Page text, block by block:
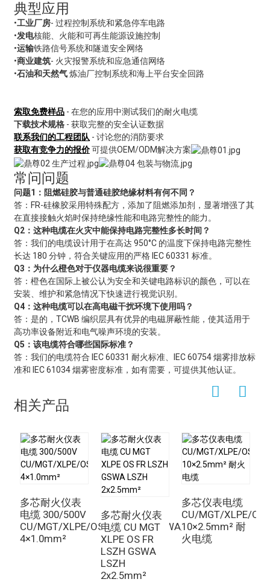
典型应用
•工业厂房- 过程控制系统和紧急停车电路
•发电核能、火能和可再生能源设施控制
•运输铁路信号系统和隧道安全网络
•商业建筑- 火灾报警系统和应急通信网络
•石油和天然气炼油厂控制系统和海上平台安全回路
索取免费样品- 在您的应用中测试我们的耐火电缆
下载技术规格- 获取完整的安全认证数据
联系我们的工程团队 - 讨论您的消防要求
获取有竞争力的报价可提供OEM/ODM解决方案
常问问题
问题1：阻燃硅胶与普通硅胶绝缘材料有何不同？
答：FR-硅橡胶采用特殊配方，添加了阻燃添加剂，显著增强了其
在直接接触火焰时保持绝缘性能和电路完整性的能力。
Q2：这种电缆在火灾中能保持电路完整性多长时间？
答：我们的电缆设计用于在高达 950°C 的温度下保持电路完整性
长达 180 分钟，符合关键应用的严格 IEC 60331 标准。
Q3：为什么橙色对于仪器电缆来说很重要？
答：橙色在国际上被公认为安全和关键电路标识的颜色，可以在
安装、维护和紧急情况下快速进行视觉识别。
Q4：这种电缆可以在高电磁干扰环境下使用吗？
答：是的，TCWB 编织层具有优异的电磁屏蔽性能，使其适用于
高功率设备附近和电气噪声环境的安装。
Q5：该电缆符合哪些国际标准？
答：我们的电缆符合 IEC 60331 耐火标准、IEC 60754 烟雾排放标
准和 IEC 61034 烟雾密度标准，如有需要，可提供其他认证。
相关产品
多芯耐火仪表
电缆 300/500V
CU/MGT/XLPE/OS/FR/LSZH/GSWA/LSZH
4×1.0mm²
多芯耐火仪表
电缆 CU MGT
XLPE OS FR
LSZH GSWA
LSZH
2x2.5mm²
多芯仪表电缆
CU/MGT/XLPE/
10×2.5mm² 耐
火电缆